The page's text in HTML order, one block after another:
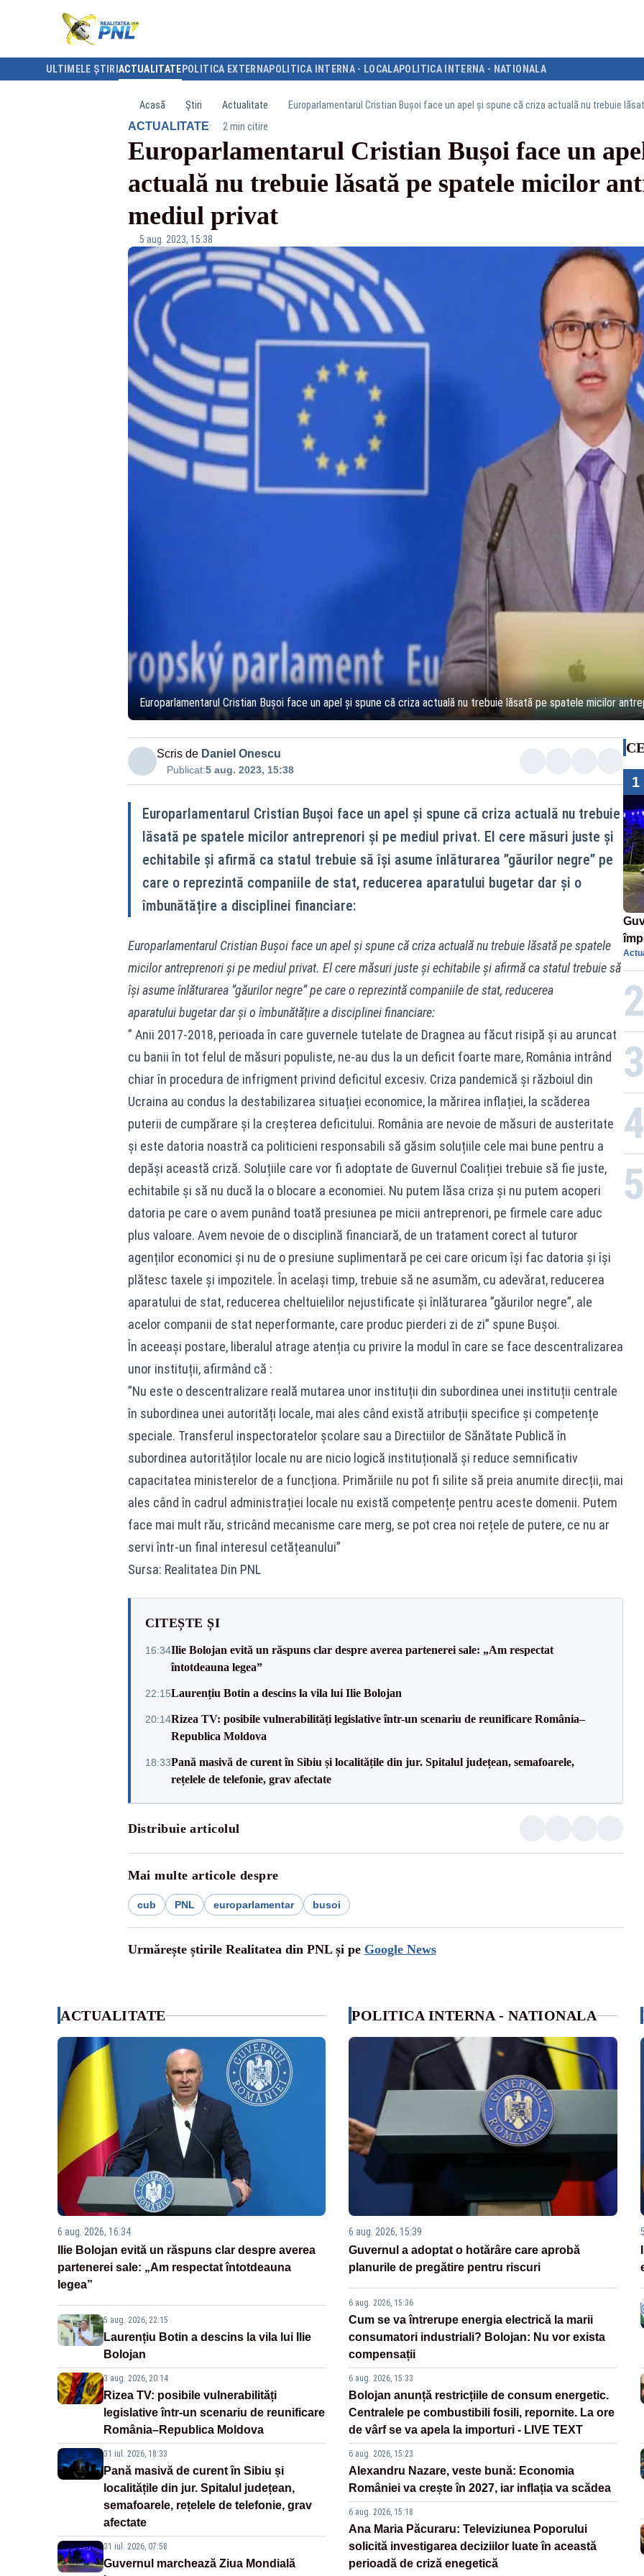
ULTIMELE ȘTIRI ACTUALITATE POLITICA EXTERNAPOLITICA INTERNA - LOCALAPOLITICA INTERNA - NATIONALA
Acasă Știri Actualitate
ACTUALITATE· 2 min citire
Europarlamentarul Cristian Bușoi face un
actuală nu trebuie lăsată pe spatele micilor
mediul privat
5 aug. 2023, 15:38
Europarlamentarul Cristian Bușoi face un apel și spune că criza actuală nu trebuie lăsată pe spatele micilor
Scris de Daniel Onescu
Publicat:5 aug. 2023, 15:38
Europarlamentarul Cristian Bușoi face un apel și spune că criza actuală nu trebuie
lăsată pe spatele micilor antreprenori și pe mediul privat. El cere măsuri juste și
echitabile și afirmă ca statul trebuie să își asume înlăturarea ”găurilor negre” pe
care o reprezintă companiile de stat, reducerea aparatului bugetar dar și o
îmbunătățire a disciplinei financiare:
Europarlamentarul Cristian Bușoi face un apel și spune că criza actuală nu trebuie lăsată pe spatele
micilor antreprenori și pe mediul privat. El cere măsuri juste și echitabile și afirmă ca statul trebuie să
își asume înlăturarea ”găurilor negre” pe care o reprezintă companiile de stat, reducerea
aparatului bugetar dar și o îmbunătățire a disciplinei financiare:
” Anii 2017-2018, perioada în care guvernele tutelate de Dragnea au făcut risipă și au aruncat
cu banii în tot felul de măsuri populiste, ne-au dus la un deficit foarte mare, România intrând
chiar în procedura de infrigment privind deficitul excesiv. Criza pandemică și războiul din
Ucraina au condus la destabilizarea situației economice, la mărirea inflației, la scăderea
puterii de cumpărare și la creșterea deficitului. România are nevoie de măsuri de austeritate
și este datoria noastră ca politicieni responsabili să găsim soluțiile cele mai bune pentru a
depăși această criză. Soluțiile care vor fi adoptate de Guvernul Coaliției trebuie să fie juste,
echitabile și să nu ducă la o blocare a economiei. Nu putem lăsa criza și nu putem acoperi
datoria pe care o avem punând toată presiunea pe micii antreprenori, pe firmele care aduc
plus valoare. Avem nevoie de o disciplină financiară, de un tratament corect al tuturor
agenților economici și nu de o presiune suplimentară pe cei care oricum își fac datoria și își
plătesc taxele și impozitele. În același timp, trebuie să ne asumăm, cu adevărat, reducerea
aparatului de stat, reducerea cheltuielilor nejustificate și înlăturarea ”găurilor negre”, ale
acelor companii de stat neperformante, care produc pierderi zi de zi” spune Bușoi.
În aceeași postare, liberalul atrage atenția cu privire la modul în care se face descentralizarea
unor instituții, afirmând că :
”Nu este o descentralizare reală mutarea unor instituții din subordinea unei instituții centrale
în subordinea unei autorități locale, mai ales când există atribuții specifice și competențe
speciale. Transferul inspectoratelor școlare sau a Directiilor de Sănătate Publică în
subordinea autorităților locale nu are nicio logică instituțională și reduce semnificativ
capacitatea ministerelor de a funcționa. Primăriile nu pot fi silite să preia anumite direcții, mai
ales când în cadrul administrației locale nu există competențe pentru aceste domenii. Putem
face mai mult rău, stricând mecanisme care merg, se pot crea noi rețele de putere, ce nu ar
servi într-un final interesul cetățeanului”
Sursa: Realitatea Din PNL
CITEȘTE ȘI
16:34Ilie Bolojan evită un răspuns clar despre averea partenerei sale: „Am respectat
întotdeauna legea”
22:15Laurențiu Botin a descins la vila lui Ilie Bolojan
20:14Rizea TV: posibile vulnerabilități legislative într-un scenariu de reunificare România–
Republica Moldova
18:33Pană masivă de curent în Sibiu și localitățile din jur. Spitalul județean, semafoarele,
rețelele de telefonie, grav afectate
Distribuie articolul
Mai multe articole despre
cub PNL europarlamentar busoi
Urmărește știrile Realitatea din PNL și pe Google News
1
2
3
4
5
ACTUALITATE
6 aug. 2026, 16:34
Ilie Bolojan evită un răspuns clar despre averea
partenerei sale: „Am respectat întotdeauna
legea”
5 aug. 2026, 22:15
Laurențiu Botin a descins la vila lui Ilie
Bolojan
3 aug. 2026, 20:14
Rizea TV: posibile vulnerabilități
legislative într-un scenariu de reunificare
România–Republica Moldova
31 iul. 2026, 18:33
Pană masivă de curent în Sibiu și
localitățile din jur. Spitalul județean,
semafoarele, rețelele de telefonie, grav
afectate
31 iul. 2026, 07:58
Guvernul marchează Ziua Mondială
POLITICA INTERNA - NATIONALA
6 aug. 2026, 15:39
Guvernul a adoptat o hotărâre care aprobă
planurile de pregătire pentru riscuri
6 aug. 2026, 15:36
Cum se va întrerupe energia electrică la marii
consumatori industriali? Bolojan: Nu vor exista
compensații
6 aug. 2026, 15:33
Bolojan anunță restricțiile de consum energetic.
Centralele pe combustibili fosili, repornite. La ore
de vârf se va apela la importuri - LIVE TEXT
6 aug. 2026, 15:23
Alexandru Nazare, veste bună: Economia
României va crește în 2027, iar inflația va scădea
6 aug. 2026, 15:18
Ana Maria Păcuraru: Televiziunea Poporului
solicită investigarea deciziilor luate în această
perioadă de criză enegetică